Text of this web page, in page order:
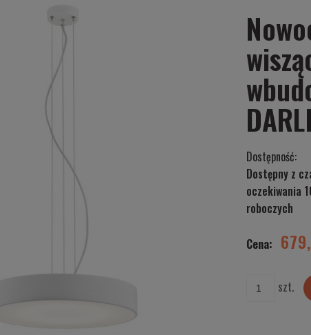
Dostępność:
Dostępny z
oczekiwania
roboczych
Cena nie zawiera
Cena:
szt.